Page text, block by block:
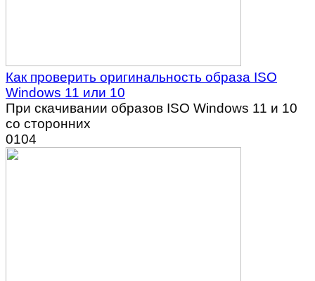
Как проверить оригинальность образа ISO
Windows 11 или 10
При скачивании образов ISO Windows 11 и 10
со сторонних
0104